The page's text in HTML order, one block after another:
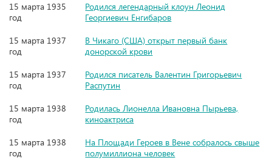
15 марта 1935
год
Родился легендарный клоун Леонид
Георгиевич Енгибаров
15 марта 1937
год
В Чикаго (США) открыт первый банк
донорской крови
15 марта 1937
год
Родился писатель Валентин Григорьевич
Распутин
15 марта 1938
год
Родилась Лионелла Ивановна Пырьева,
киноактриса
15 марта 1938
год
На Площади Героев в Вене собралось свыше
полумиллиона человек